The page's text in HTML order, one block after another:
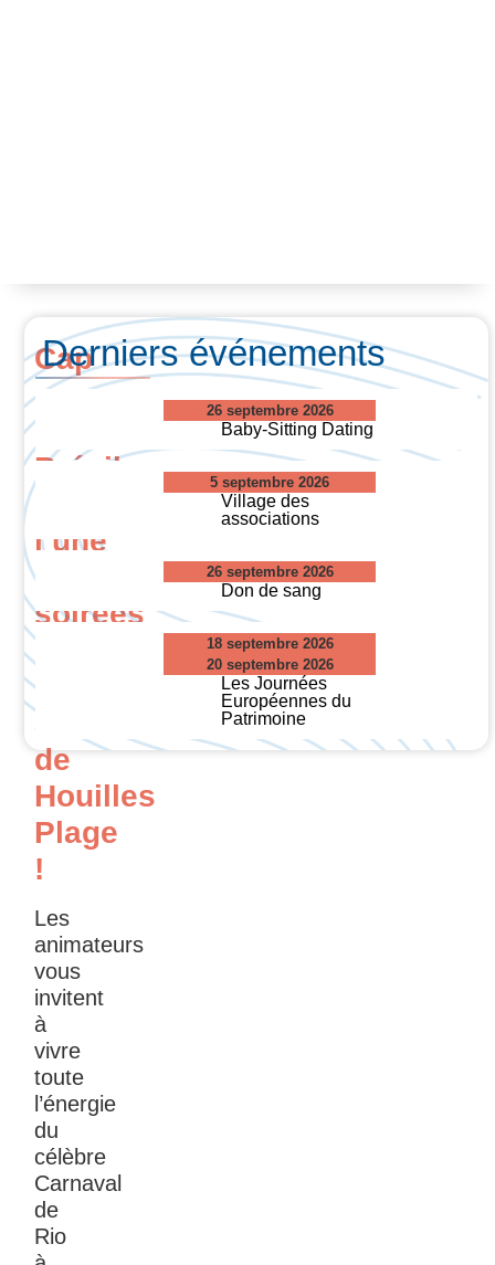
Cap
sur
le
Brésil
l’une
des
soirées
les
plus
attendues
de
Houilles
Plage
!
Les
animateurs
vous
invitent
à
vivre
toute
l’énergie
du
célèbre
Carnaval
de
Rio
Derniers événements
26 septembre 2026
Baby-Sitting Dating
5 septembre 2026
Village des
associations
26 septembre 2026
Don de sang
18 septembre 2026
20 septembre 2026
Les Journées
Européennes du
Patrimoine